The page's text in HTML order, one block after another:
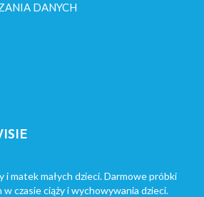
DANYCH
i matek małych dzieci. Darmowe próbki
czasie ciąży i wychowywania dzieci.